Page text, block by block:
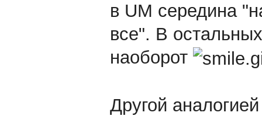
в UM середина
все". В
наоборот
Другой